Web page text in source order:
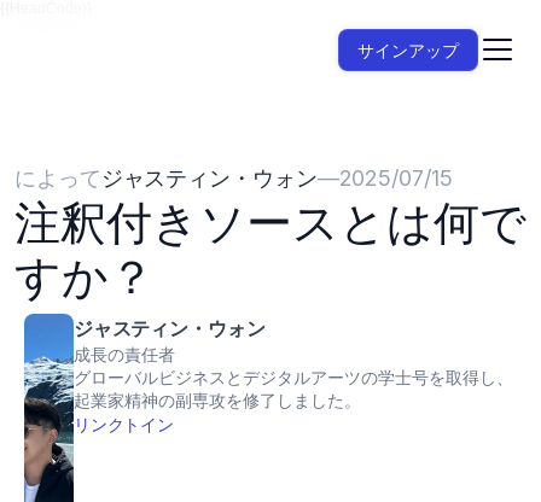
サインアップ
によってジャスティン・ウォン—2025/07/15
注釈付きソースとは何で
すか？
ジャスティン・ウォン
成長の責任者
グローバルビジネスとデジタルアーツの学士号を取得し、
起業家精神の副専攻を修了しました。
リンクトイン